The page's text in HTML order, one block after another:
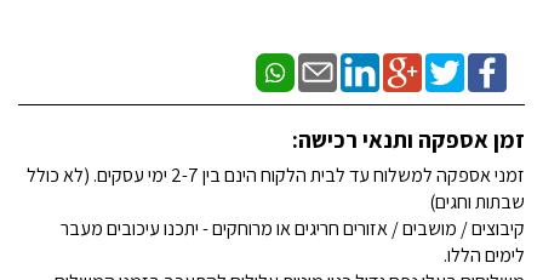
זמן אספקה ותנאי רכישה:
זמני אספקה למשלוח עד לבית הלקוח הינם בין 2-7 ימי עסקים. (לא כולל
שבתות וחגים)
קיבוצים / מושבים / אזורים חריגים או מרוחקים - יתכנו עיכובים מעבר
לימים הללו.